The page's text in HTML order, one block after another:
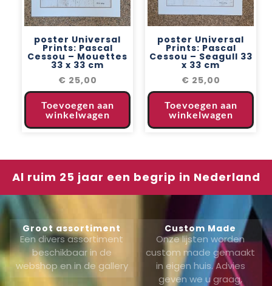
poster Universal
Prints: Pascal
Cessou – Mouettes
33 x 33 cm
€ 25,00
Toevoegen aan
winkelwagen
poster Universal
Prints: Pascal
Cessou – Seagull 33
x 33 cm
€ 25,00
Toevoegen aan
winkelwagen
Al ruim 25 jaar een begrip in Nederland
Groot assortiment
Een divers assortiment
beschikbaar in de
webshop en in de gallery
Custom Made
Onze lijsten worden
custom made gemaakt
in eigen huis. Advies
geven we u graag,